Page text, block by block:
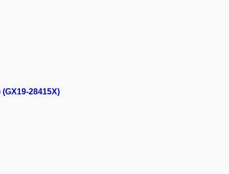
28415X)